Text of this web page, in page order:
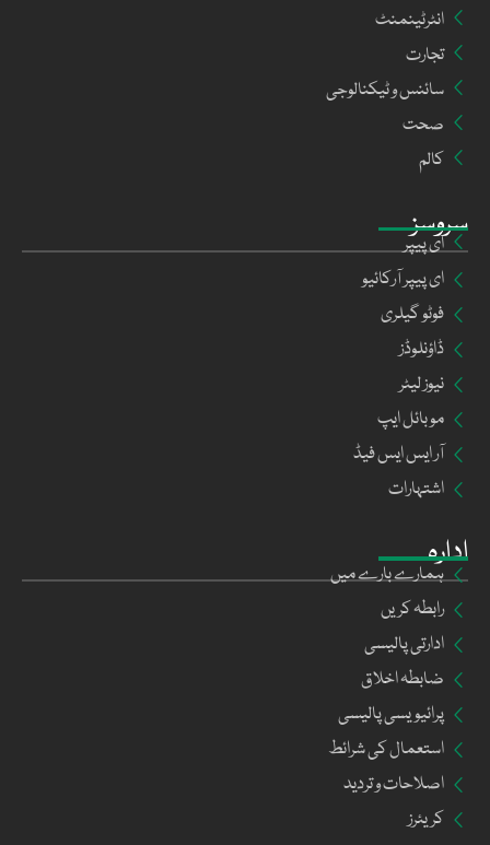
ادارہ
ہمارے بارے میں
رابطہ کریں
ادارتی پالیسی
ضابطہ اخلاق
پرائیویسی پالیسی
استعمال کی شرائط
اصلاحات و تردید
کریئرز
سروسز
ای پیپر
ای پیپر آرکائیو
فوٹو گیلری
ڈاؤنلوڈز
نیوز لیٹر
موبائل ایپ
آر ایس ایس فیڈ
اشتہارات
انٹرٹینمنٹ
تجارت
سائنس و ٹیکنالوجی
صحت
کالم